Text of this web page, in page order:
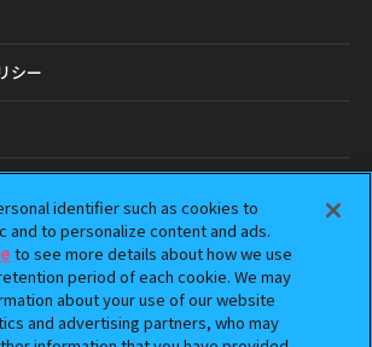
シー
identifier such as cookies to
and to personalize content and ads.
to see more details about how we use
period of each cookie. We may
about your use of our website
and advertising partners, who may